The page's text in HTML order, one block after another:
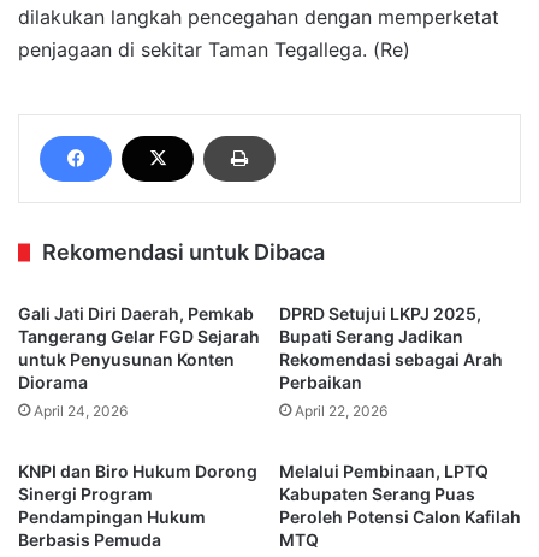
dilakukan langkah pencegahan dengan memperketat
penjagaan di sekitar Taman Tegallega. (Re)
Rekomendasi untuk Dibaca
Gali Jati Diri Daerah, Pemkab
Tangerang Gelar FGD Sejarah
untuk Penyusunan Konten
Diorama
April 24, 2026
DPRD Setujui LKPJ 2025,
Bupati Serang Jadikan
Rekomendasi sebagai Arah
Perbaikan
April 22, 2026
KNPI dan Biro Hukum Dorong
Sinergi Program
Pendampingan Hukum
Berbasis Pemuda
Melalui Pembinaan, LPTQ
Kabupaten Serang Puas
Peroleh Potensi Calon Kafilah
MTQ